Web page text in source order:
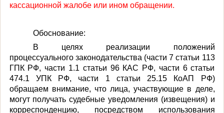
кассационной жалобе или ином обращении.
Обоснование:
В целях реализации положений
процессуального законодательства (части 7 статьи 113
ГПК РФ, части 1.1 статьи 96 КАС РФ, части 6 статьи
474.1 УПК РФ, части 1 статьи 25.15 КоАП РФ)
обращаем внимание, что лица, участвующие в деле,
могут получать судебные уведомления (извещения) и
корреспонденцию, посредством использования